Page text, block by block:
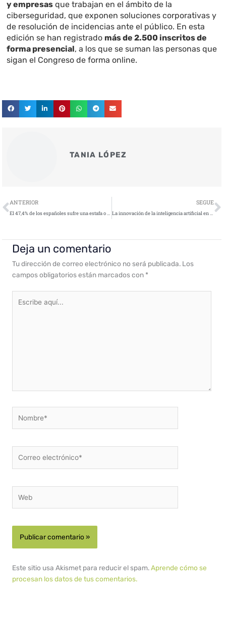
y empresas que trabajan en el ámbito de la
ciberseguridad, que exponen soluciones corporativas y
de resolución de incidencias ante el público. En esta
edición se han registrado más de 2.500 inscritos de
forma presencial, a los que se suman las personas que
sigan el Congreso de forma online.
TANIA LÓPEZ
Ant
ANTERIOR
El 47,4% de los españoles sufre una estafa o un intento de estafa durante el último año
SEGUE
La innovación de la inteligencia artificial en la seguridad de los casinos online
Deja un comentario
Tu dirección de correo electrónico no será publicada. Los
campos obligatorios están marcados con *
aquí...
electrónico*
Este sitio usa Akismet para reducir el spam.Aprende cómo se
procesan los datos de tus comentarios.